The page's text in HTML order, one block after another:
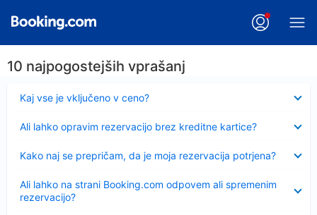
10 najpogostejših vprašanj
Kaj vse je vključeno v ceno?
Ali lahko opravim rezervacijo brez kreditne kartice?
Kako naj se prepričam, da je moja rezervacija potrjena?
Ali lahko na strani Booking.com odpovem ali spremenim
rezervacijo?